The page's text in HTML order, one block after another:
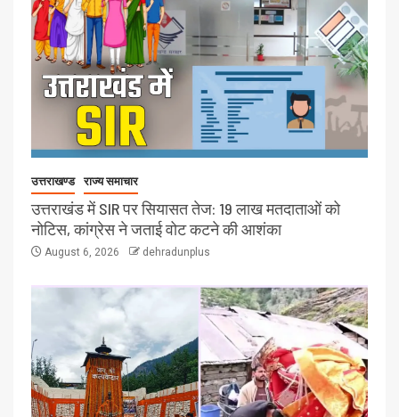
उत्तराखण्ड राज्य समाचार
उत्तराखंड में SIR पर सियासत तेज: 19 लाख मतदाताओं को
नोटिस, कांग्रेस ने जताई वोट कटने की आशंका
August 6, 2026 dehradunplus